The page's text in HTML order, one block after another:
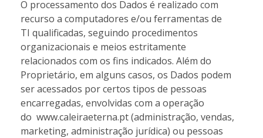
O processamento dos Dados é realizado com
recurso a computadores e/ou ferramentas de
TI qualificadas, seguindo procedimentos
organizacionais e meios estritamente
relacionados com os fins indicados. Além do
Proprietário, em alguns casos, os Dados podem
ser acessados por certos tipos de pessoas
encarregadas, envolvidas com a operação
do www.caleiraeterna.pt (administração, vendas,
marketing, administração jurídica) ou pessoas